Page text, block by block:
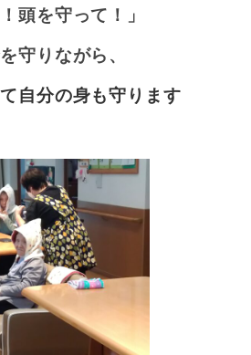
頭を守って！」
守りながら、
自分の身も守ります